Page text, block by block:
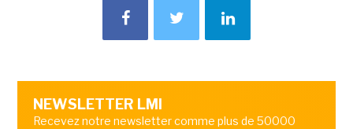
NEWSLETTER LMI
Recevez notre newsletter comme plus de 50000